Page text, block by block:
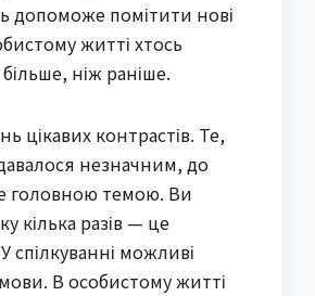
допоможе помітити нові
житті хтось
ніж раніше.
цікавих контрастів. Те,
незначним, до
головною темою. Ви
кілька разів — це
спілкуванні можливі
В особистому житті